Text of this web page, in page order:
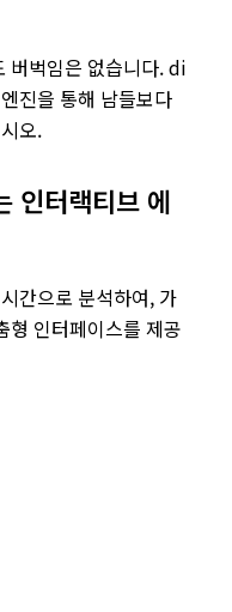
버벅임은 없습니다. di
진을 통해 남들보다
오.
인터랙티브 에
간으로 분석하여, 가
형 인터페이스를 제공